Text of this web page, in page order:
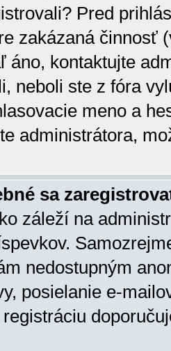
Pred
zakázaná činnosť
áno, kontaktujte
neboli ste z fóra
meno a
administrátora,
sa
záleží na
nedostupným
posielanie e-